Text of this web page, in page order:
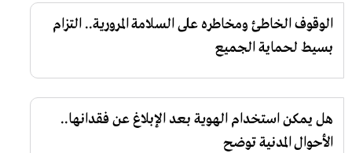
الوقوف الخاطئ ومخاطره على السلامة المرورية.. التزام
بسيط لحماية الجميع
هل يمكن استخدام الهوية بعد الإبلاغ عن فقدانها..
الأحوال المدنية توضح